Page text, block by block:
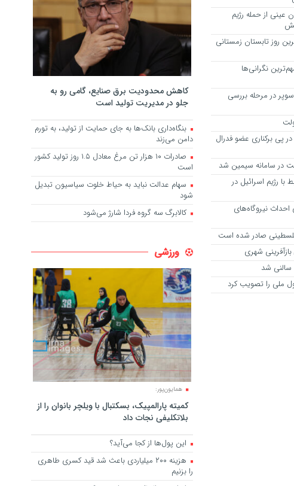
عینی از حمله رژیم
روز تابستان زمستانی
نگرانی‌ها
در مرحله بررسی
پی برکناری عضو فدرال
در سامانه سیمین شد
رژیم اسرائیل در
احداث نیروگاه‌های
صادر شده است
شهری
سالنی شد
ملی را تصویب کرد
کاهش محدودیت برق صنایع، گامی رو به
جلو در مدیریت تولید است
بنگاه‌داری بانک‌ها به جای حمایت از تولید، به تورم
دامن می‌زند
صادرات ۱۰ هزار تن مرغ معادل ۱.۵ روز تولید کشور
است
سهام عدالت نباید به حیاط خلوت سیاسیون تبدیل
شود
کالابرگ سه گروه فردا شارژ می‌شود
ورزشی
همایون‌پور:
کمیته پارالمپیک، بسکتبال با ویلچر بانوان را از
بلاتکلیفی نجات داد
این پول‌ها از کجا می‌آید؟
هزینه ۲۰۰ میلیاردی باعث شد قید کسری طاهری
را بزنیم